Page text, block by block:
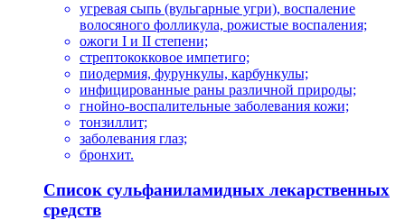
угревая сыпь (вульгарные угри), воспаление
волосяного фолликула, рожистые воспаления;
ожоги I и II степени;
стрептококковое импетиго;
пиодермия, фурункулы, карбункулы;
инфицированные раны различной природы;
гнойно-воспалительные заболевания кожи;
тонзиллит;
заболевания глаз;
бронхит.
Список сульфаниламидных лекарственных
средств